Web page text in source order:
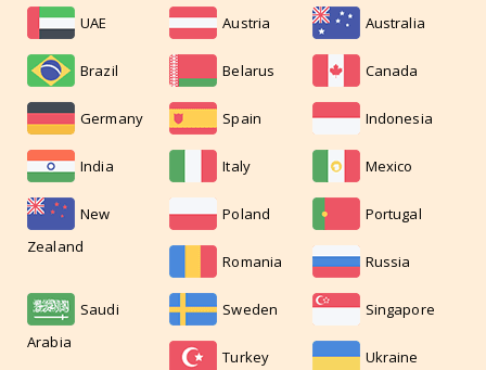
UAE Austria Australia
Brazil Belarus Canada
Germany Spain Indonesia
India Italy Mexico
New
Zealand
Poland Portugal
Romania Russia
Saudi
Arabia
Sweden Singapore
Turkey Ukraine